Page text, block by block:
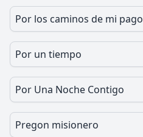
Por los caminos de mi pago
Por un tiempo
Por Una Noche Contigo
Pregon misionero